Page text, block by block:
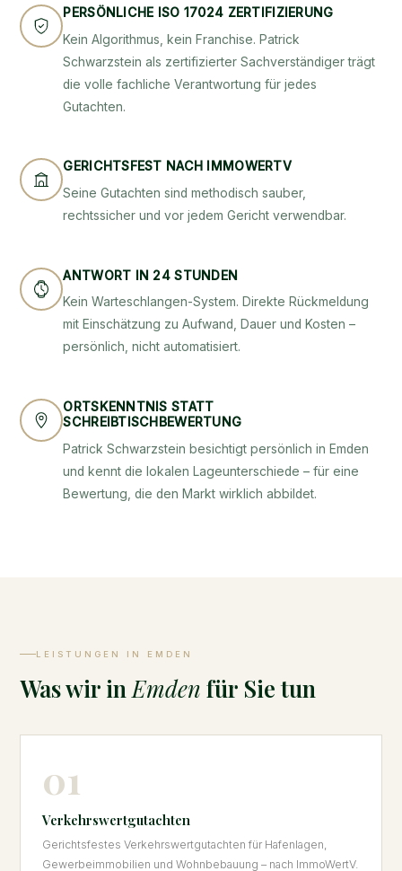
PERSÖNLICHE ISO 17024 ZERTIFIZIERUNG
Kein Algorithmus, kein Franchise. Patrick
Schwarzstein als zertifizierter Sachverständiger trägt
die volle fachliche Verantwortung für jedes
Gutachten.
GERICHTSFEST NACH IMMOWERTV
Seine Gutachten sind methodisch sauber,
rechtssicher und vor jedem Gericht verwendbar.
ANTWORT IN 24 STUNDEN
Kein Warteschlangen-System. Direkte Rückmeldung
mit Einschätzung zu Aufwand, Dauer und Kosten –
persönlich, nicht automatisiert.
ORTSKENNTNIS STATT
SCHREIBTISCHBEWERTUNG
Patrick Schwarzstein besichtigt persönlich in Emden
und kennt die lokalen Lageunterschiede – für eine
Bewertung, die den Markt wirklich abbildet.
LEISTUNGEN IN EMDEN
Was wir in Emden für Sie tun
01
Verkehrswertgutachten
Gerichtsfestes Verkehrswertgutachten für Hafenlagen,
Gewerbeimmobilien und Wohnbebauung – nach ImmoWertV.